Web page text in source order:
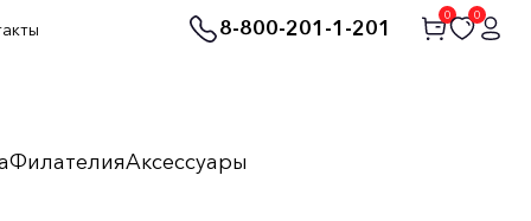
8-800-201-1-201
0 0
ФилателияАксессуары